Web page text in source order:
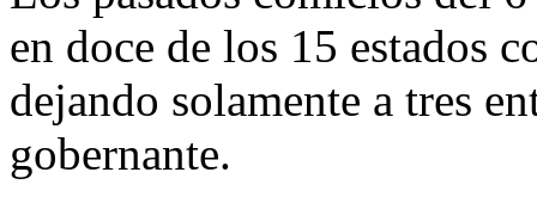
en doce de los 15 estados
dejando solamente a tres
gobernante.